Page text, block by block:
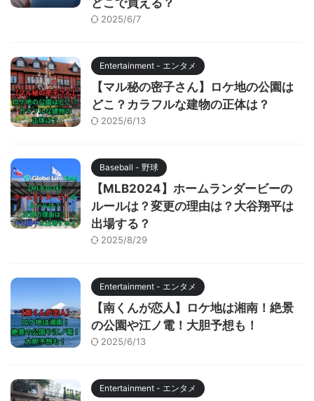
2025/6/7
Entertainment - エンタメ
【マル秘の密子さん】ロケ地の公園は
どこ？カラフルな建物の正体は？
2025/6/13
Baseball - 野球
【MLB2024】ホームランダービーの
ルールは？変更の理由は？大谷翔平は
出場する？
2025/8/29
Entertainment - エンタメ
【南くんが恋人】ロケ地は湘南！絶景
の公園や江ノ電！大胆予想も！
2025/6/13
Entertainment - エンタメ